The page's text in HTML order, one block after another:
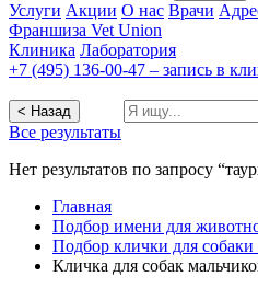
Услуги Акции О нас Врачи
Франшиза Vet Union
Клиника Лаборатория
+7 (495) 136-00-47 – запись в
< Назад
Все результаты
Нет результатов по запросу
Главная
Подбор имени для
Подбор клички для собаки
Кличка для собак